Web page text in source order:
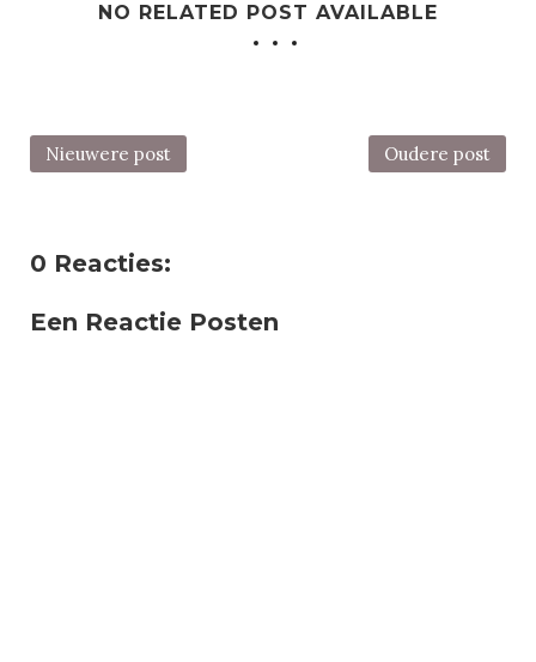
NO RELATED POST AVAILABLE
Nieuwere post Oudere post
0 Reacties:
Een Reactie Posten